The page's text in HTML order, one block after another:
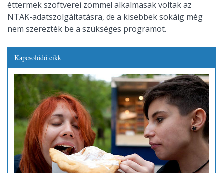
éttermek szoftverei zömmel alkalmasak voltak az
NTAK-adatszolgáltatásra, de a kisebbek sokáig még
nem szerezték be a szükséges programot.
Kapcsolódó cikk